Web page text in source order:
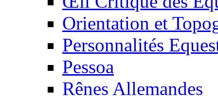
Orientation et
Personnalités
Pessoa
Rênes Allemandes